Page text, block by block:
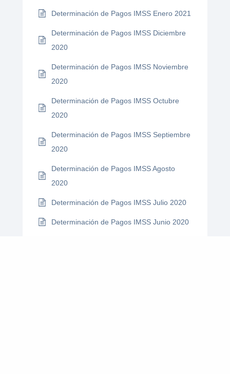
Determinación de Pagos IMSS Enero 2021
Determinación de Pagos IMSS Diciembre
2020
Determinación de Pagos IMSS Noviembre
2020
Determinación de Pagos IMSS Octubre
2020
Determinación de Pagos IMSS Septiembre
2020
Determinación de Pagos IMSS Agosto
2020
Determinación de Pagos IMSS Julio 2020
Determinación de Pagos IMSS Junio 2020